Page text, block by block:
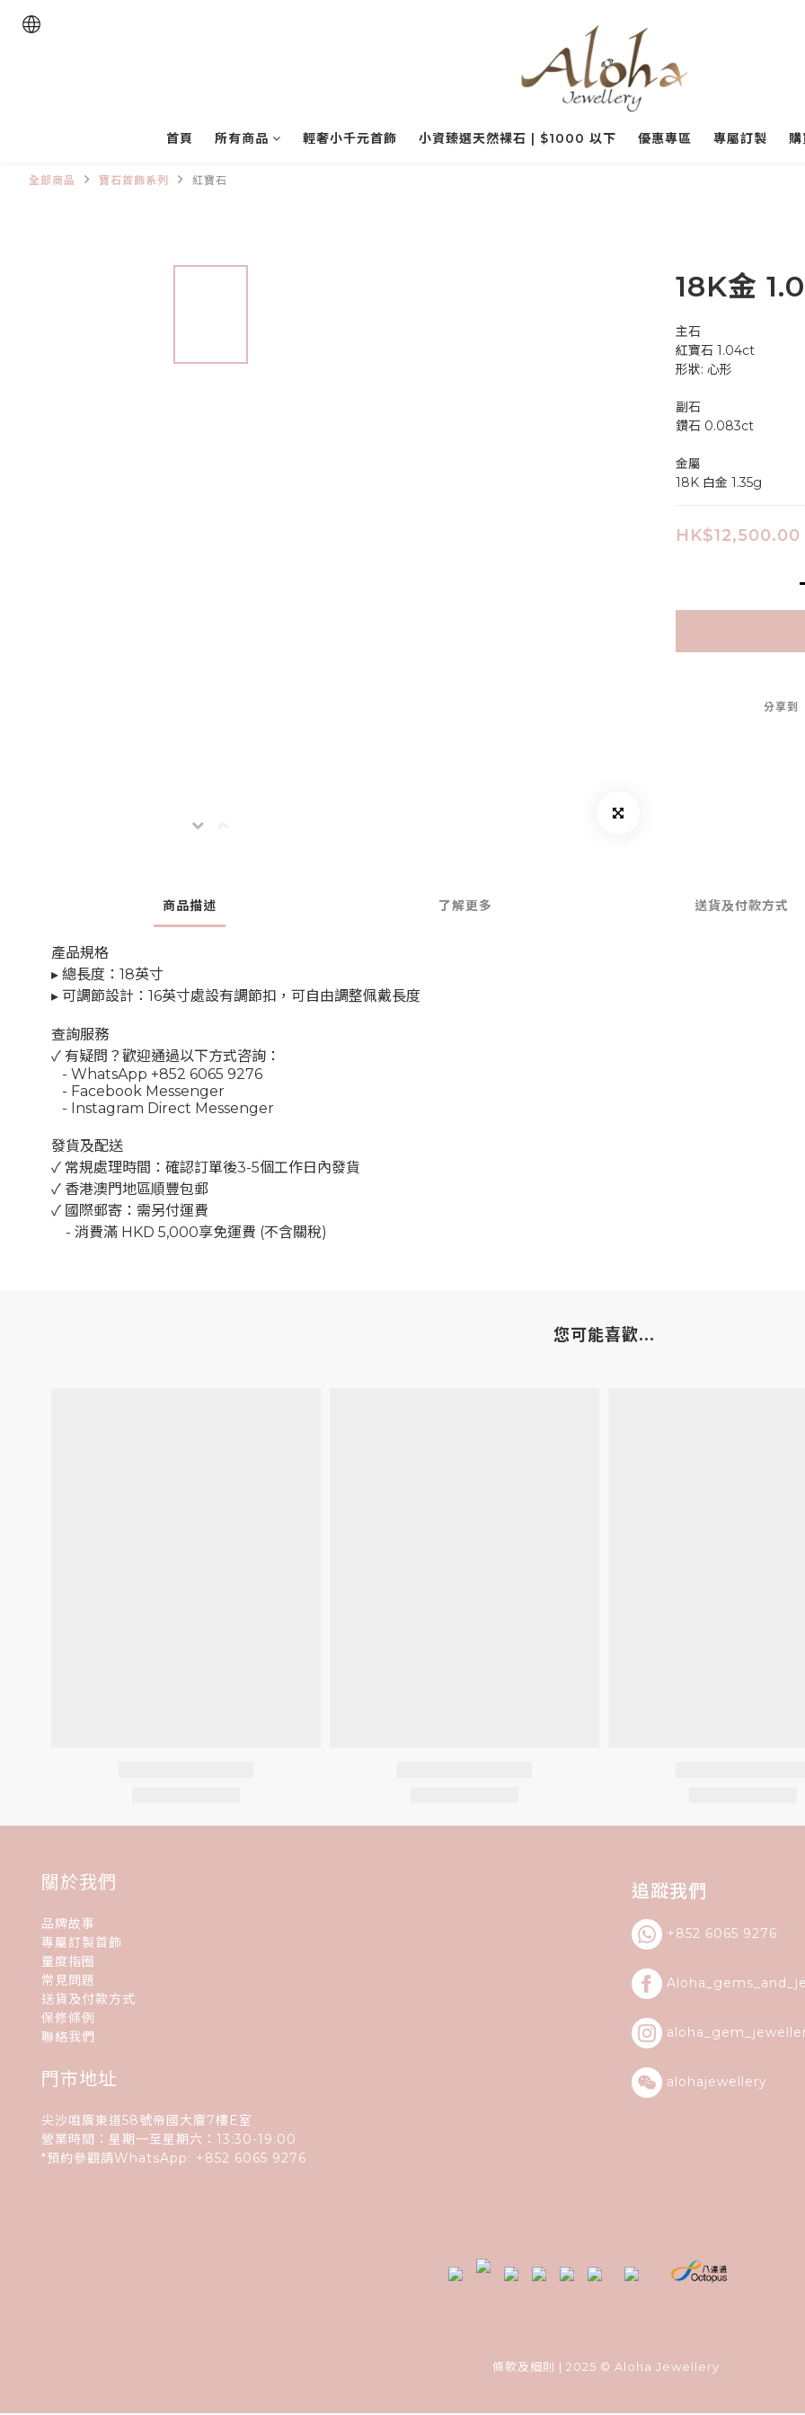
首頁 所有商品 輕奢小千元首飾 小資臻選天然裸石 | $1000 以下 優惠專區 專屬訂製
全部商品 寶石首飾系列 紅寶石
18K金
主石
紅寶石 1.04ct
形狀: 心形
副石
鑽石 0.083ct
金屬
18K 白金 1.35g
HK$12,500.00
分享到
商品描述 了解更多 送貨及付款方式
產品規格
▸ 總長度：18英寸
▸ 可調節設計：16英寸處設有調節扣，可自由調整佩戴長度
查詢服務
✓ 有疑問？歡迎通過以下方式咨詢：
- WhatsApp +852 6065 9276
- Facebook Messenger
- Instagram Direct Messenger
發貨及配送
✓ 常規處理時間：確認訂單後3-5個工作日內發貨
✓ 香港澳門地區順豐包郵
✓ 國際郵寄：需另付運費
- 消費滿 HKD 5,000享免運費 (不含關稅)
您可能喜歡...
關於我們
品牌故事
專屬訂製首飾
量度指圈
常見問題
送貨及付款方式
保修條例
聯絡我們
門市地址
尖沙咀廣東道58號帝國大廈7樓E室
營業時間：星期一至星期六：13:30-19:00
*預約參觀請WhatsApp: +852 6065 9276
追蹤我們
+852 6065 9276
Aloha_gems_and_
alohajewellery
條款及細則 | 2025 © Aloha Jewellery